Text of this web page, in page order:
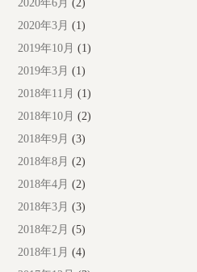
2020年6月 (2)
2020年3月 (1)
2019年10月 (1)
2019年3月 (1)
2018年11月 (1)
2018年10月 (2)
2018年9月 (3)
2018年8月 (2)
2018年4月 (2)
2018年3月 (3)
2018年2月 (5)
2018年1月 (4)